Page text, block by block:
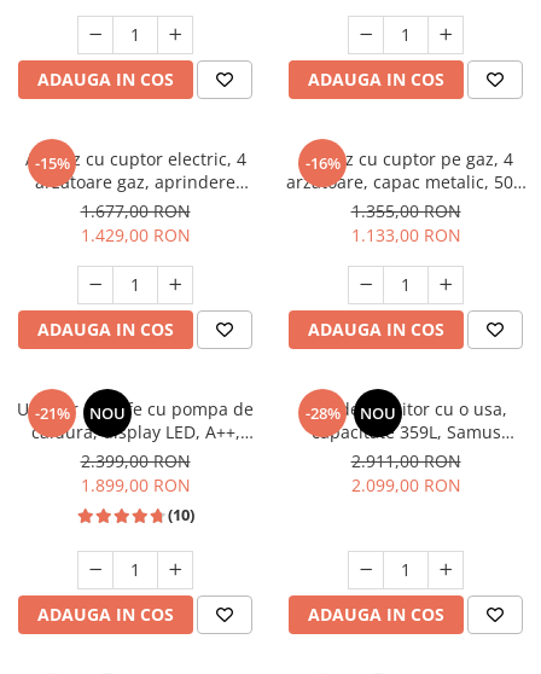
Masini de spalat vase incorporabile
Masini de spalat vase
independente
Pachete Incorporabile
Pirostrii & Arzatoare
Plasa umbrire
Pompe de stropit
Radiatoare
Semanatoare,Plantatoare
Sobe pe gaz & electrice
Suflante & Aspiratoare
Aspiratoare
Suflante Frunze
Unelte Gradinarit
Ventilatoare & Sisteme Racire
Aparate de aer conditionat
Scala Graphite Grey
ADAUGA IN COS ADAUGA IN COS
-15%
Aragaz cu cuptor electric, 4
arzatoare gaz, aprindere
electrica, ventilator, lumina
cuptor, Bej, NOBELTEK
1.677,00 RON
1.429,00 RON
ADAUGA IN COS
-16%
Aragaz cu cuptor pe gaz, 4
arzatoare, capac metalic, 50 x
60 cm, 2 in 1, GPL+GN, Gri,
LDK
1.355,00 RON
1.133,00 RON
ADAUGA IN COS
-21% NOU
Uscator de rufe cu pompa de
caldura, display LED, A++,
functie antisifonare, A++,
capacitate 8 kg, 13 programe
Heinner
2.399,00 RON
1.899,00 RON
(10)
ADAUGA IN COS
-28% NOU
Frigider, racitor cu o usa,
capacitate 359L, Samus
SRX474NFE
2.911,00 RON
2.099,00 RON
ADAUGA IN COS